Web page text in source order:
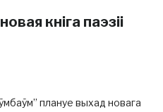
кніга паэзіі
плануе выхад новага